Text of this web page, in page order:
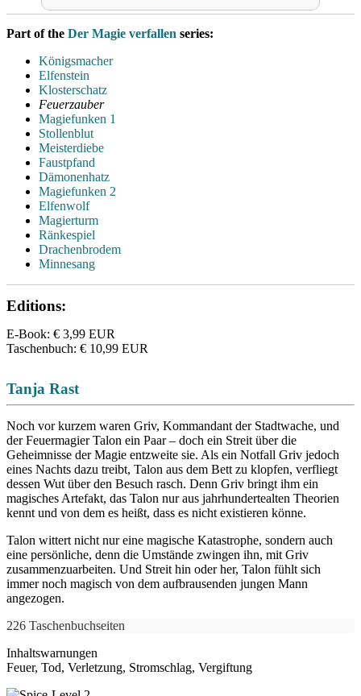
Part of the Der Magie verfallen series:
Königsmacher
Elfenstein
Klosterschatz
Feuerzauber
Magiefunken 1
Stollenblut
Meisterdiebe
Faustpfand
Dämonenhatz
Magiefunken 2
Elfenwolf
Magierturm
Ränkespiel
Drachenbrodem
Minnesang
Editions:
E-Book: € 3,99 EUR
Taschenbuch: € 10,99 EUR
Tanja Rast
Noch vor kurzem waren Griv, Kommandant der Stadtwache, und
der Feuermagier Talon ein Paar – doch ein Streit über die
Geheimnisse der Magie entzweite sie. Als ein Notfall Griv jedoch
eines Nachts dazu treibt, Talon aus dem Bett zu klopfen, verfliegt
dessen Wut über den Besuch rasch. Denn Griv bringt ihm ein
magisches Artefakt, das Talon nur aus jahrhundertealten Theorien
kennt und von dem es heißt, dass es nicht existieren könne.
Talon wittert nicht nur eine magische Katastrophe, sondern auch
eine persönliche, denn die Umstände zwingen ihn, mit Griv
zusammenzuarbeiten. Und Streit hin oder her, Talon fühlt sich
immer noch magisch von dem aufbrausenden jungen Mann
angezogen.
226 Taschenbuchseiten
Inhaltswarnungen
Feuer, Tod, Verletzung, Stromschlag, Vergiftung